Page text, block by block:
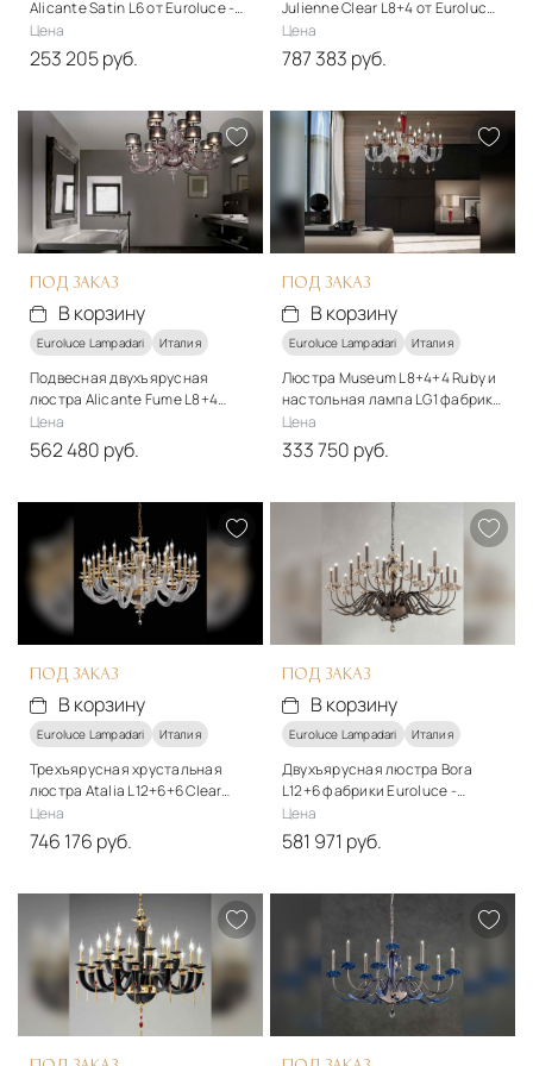
Alicante Satin L6 от Euroluce -
Elegance
Цена
253 205 руб.
классический
Подробнее
В корзину
Julienne Clear L8+4 от Euroluce
- Elegance
Цена
787 383 руб.
классический
Подробнее
В корзину
ПОД ЗАКАЗ
В корзину
Euroluce Lampadari Италия
Подвесная двухъярусная
люстра Alicante Fume L8+4
shade от Euroluce - Elegance
Цена
562 480 руб.
классический
Подробнее
В корзину
ПОД ЗАКАЗ
В корзину
Euroluce Lampadari Италия
Люстра Museum L8+4+4 Ruby и
настольная лампа LG1 фабрики
Euroluce - Elegance
Цена
333 750 руб.
классический
Подробнее
В корзину
ПОД ЗАКАЗ
В корзину
Euroluce Lampadari Италия
Трехъярусная хрустальная
люстра Atalia L12+6+6 Clear
фабрики Euroluce - Elegance
Цена
746 176 руб.
классический
Подробнее
В корзину
ПОД ЗАКАЗ
В корзину
Euroluce Lampadari Италия
Двухъярусная люстра Bora
L12+6 фабрики Euroluce -
Elegance
Цена
581 971 руб.
классический
Подробнее
В корзину